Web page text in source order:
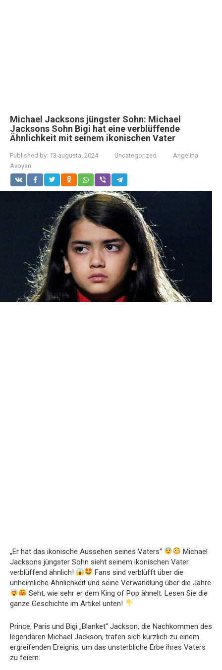
Michael Jacksons jüngster Sohn: Michael
Jacksons Sohn Bigi hat eine verblüffende
Ähnlichkeit mit seinem ikonischen Vater
Published by: 13 augusta, 2024 Uncategorized
Angelina
Avoyan
„Er hat das ikonische Aussehen seines Vaters“
Michael
Jacksons jüngster Sohn sieht seinem ikonischen Vater
verblüffend ähnlich!
Fans sind verblüfft über die
unheimliche Ähnlichkeit und seine Verwandlung über die Jahre
Seht, wie sehr er dem King of Pop ähnelt. Lesen Sie die
ganze Geschichte im Artikel unten!
Prince, Paris und Bigi „Blanket“ Jackson, die Nachkommen des
legendären Michael Jackson, trafen sich kürzlich zu einem
ergreifenden Ereignis, um das unsterbliche Erbe ihres Vaters
zu feiern.